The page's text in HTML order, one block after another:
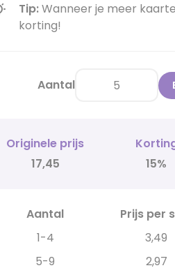
Tip:Wanneer je meer
korting!
Aantal
Originele prijs
17,45
15%
Aantal Prijs per
1-4
3,49
5-9
2,97